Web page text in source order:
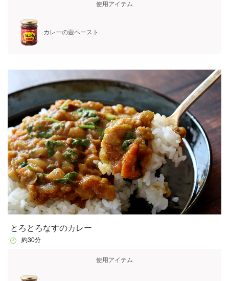
使用アイテム
カレーの壺ペースト
とろとろなすのカレー
約30分
使用アイテム